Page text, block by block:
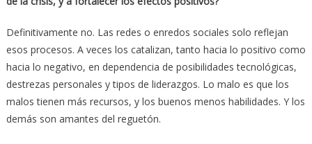
Definitivamente no. Las redes o enredos sociales solo reflejan
esos procesos. A veces los catalizan, tanto hacia lo positivo como
hacia lo negativo, en dependencia de posibilidades tecnológicas,
destrezas personales y tipos de liderazgos. Lo malo es que los
malos tienen más recursos, y los buenos menos habilidades. Y los
demás son amantes del reguetón.